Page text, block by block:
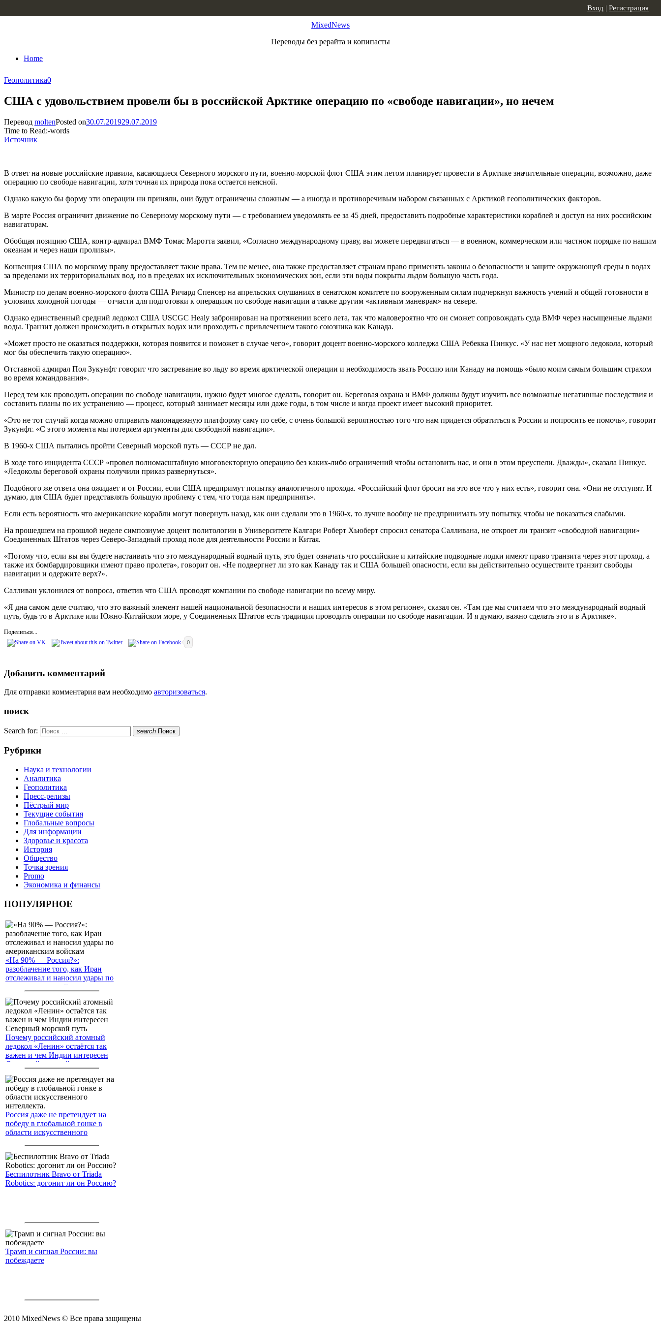
MixedNews
Переводы без рерайта и копипасты
Home
Вход | Регистрация
Геополитика0
США с удовольствием провели бы в российской Арктике операцию по «свободе навигации», но нечем
Перевод moltenPosted on30.07.201929.07.2019
Time to Read:-words
Источник
В ответ на новые российские правила, касающиеся Северного морского пути, военно-морской флот США этим летом планирует провести в Арктике значительные операции, возможно, даже
операцию по свободе навигации, хотя точная их природа пока остается неясной.
Однако какую бы форму эти операции ни приняли, они будут ограничены сложным — а иногда и противоречивым набором связанных с Арктикой геополитических факторов.
В марте Россия ограничит движение по Северному морскому пути — с требованием уведомлять ее за 45 дней, предоставить подробные характеристики кораблей и доступ на них российским
навигаторам.
Обобщая позицию США, контр-адмирал ВМФ Томас Маротта заявил, «Согласно международному праву, вы можете передвигаться — в военном, коммерческом или частном порядке по нашим
океанам и через наши проливы».
Конвенция США по морскому праву предоставляет такие права. Тем не менее, она также предоставляет странам право применять законы о безопасности и защите окружающей среды в водах
за пределами их территориальных вод, но в пределах их исключительных экономических зон, если эти воды покрыты льдом большую часть года.
Министр по делам военно-морского флота США Ричард Спенсер на апрельских слушаниях в сенатском комитете по вооруженным силам подчеркнул важность учений и общей готовности в
условиях холодной погоды — отчасти для подготовки к операциям по свободе навигации а также другим «активным маневрам» на севере.
Однако единственный средний ледокол США USCGC Healy забронирован на протяжении всего лета, так что маловероятно что он сможет сопровождать суда ВМФ через насыщенные льдами
воды. Транзит должен происходить в открытых водах или проходить с привлечением такого союзника как Канада.
«Может просто не оказаться поддержки, которая появится и поможет в случае чего», говорит доцент военно-морского колледжа США Ребекка Пинкус. «У нас нет мощного ледокола, который
мог бы обеспечить такую ​​операцию».
Отставной адмирал Пол Зукунфт говорит что застревание во льду во время арктической операции и необходимость звать Россию или Канаду на помощь «было моим самым большим страхом
во время командования».
Перед тем как проводить операции по свободе навигации, нужно будет многое сделать, говорит он. Береговая охрана и ВМФ должны будут изучить все возможные негативные последствия и
составить планы по их устранению — процесс, который занимает месяцы или даже годы, в том числе и когда проект имеет высокий приоритет.
«Это не тот случай когда можно отправить малонадежную платформу саму по себе, с очень большой вероятностью того что нам придется обратиться к России и попросить ее помочь», говорит
Зукунфт. «С этого момента мы потеряем аргументы для свободной навигации».
В 1960-х США пытались пройти Северный морской путь — CCCР не дал.
В ходе того инцидента СССР «провел полномасштабную многовекторную операцию без каких-либо ограничений чтобы остановить нас, и они в этом преуспели. Дважды», сказала Пинкус.
«Ледоколы береговой охраны получили приказ развернуться».
Подобного же ответа она ожидает и от России, если США предпримут попытку аналогичного прохода. «Российский флот бросит на это все что у них есть», говорит она. «Они не отступят. И
думаю, для США будет представлять большую проблему с тем, что тогда нам предпринять».
Если есть вероятность что американские корабли могут повернуть назад, как они сделали это в 1960-х, то лучше вообще не предпринимать эту попытку, чтобы не показаться слабыми.
На прошедшем на прошлой неделе симпозиуме доцент политологии в Университете Калгари Роберт Хьюберт спросил сенатора Салливана, не откроет ли транзит «свободной навигации»
Соединенных Штатов через Северо-Западный проход поле для деятельности России и Китая.
«Потому что, если вы вы будете настаивать что это международный водный путь, это будет означать что российские и китайские подводные лодки имеют право транзита через этот проход, а
также их бомбардировщики имеют право пролета», говорит он. «Не подвергнет ли это как Канаду так и США большей опасности, если вы действительно осуществите транзит свободы
навигации и одержите верх?».
Салливан уклонился от вопроса, ответив что США проводят компании по свободе навигации по всему миру.
«Я дна самом деле считаю, что это важный элемент нашей национальной безопасности и наших интересов в этом регионе», сказал он. «Там где мы считаем что это международный водный
путь, будь то в Арктике или Южно-Китайском море, у Соединенных Штатов есть традиция проводить операции по свободе навигации. И я думаю, важно сделать это и в Арктике».
Поделиться...
0
Добавить комментарий
Для отправки комментария вам необходимо авторизоваться.
поиск
Search for: search Поиск
Рубрики
Наука и технологии
Аналитика
Геополитика
Пресс-релизы
Пёстрый мир
Текущие события
Глобальные вопросы
Для информации
Здоровье и красота
История
Общество
Точка зрения
Promo
Экономика и финансы
ПОПУЛЯРНОЕ
«На 90% — Россия?»:
разоблачение того, как Иран
отслеживал и наносил удары по
американским войскам
Почему российский атомный
ледокол «Ленин» остаётся так
важен и чем Индии интересен
Северный морской путь
Россия даже не претендует на
победу в глобальной гонке в
области искусственного
Беспилотник Bravo от Triada
Robotics: догонит ли он Россию?
Трамп и сигнал России: вы
побеждаете
2010 MixedNews © Все права защищены